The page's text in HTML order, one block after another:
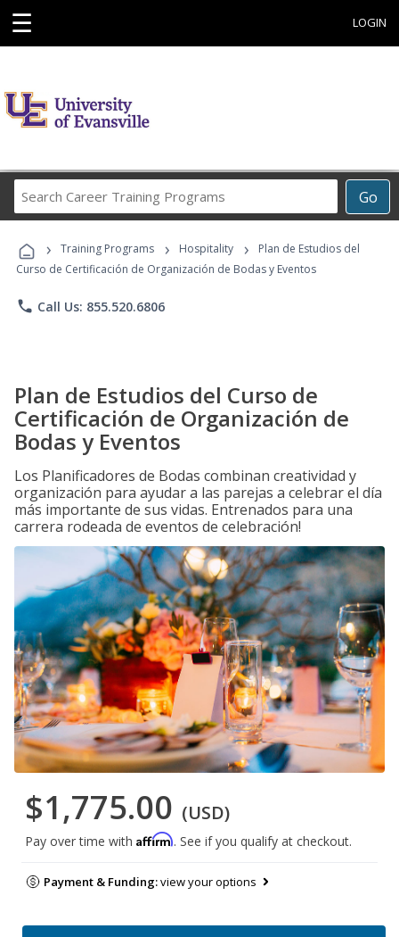
☰ LOGIN
Go
Career
Programs
› Training Programs › Hospitality ›
Plan de Estudios del
Curso de Certificación de Organización de Bodas y Eventos
phone Call Us: 855.520.6806
Plan de Estudios del Curso de
Certificación de Organización de
Bodas y Eventos
Los Planificadores de Bodas combinan creatividad y
organización para ayudar a las parejas a celebrar el día
más importante de sus vidas. Entrenados para una
carrera rodeada de eventos de celebración!
$1,775.00 (USD)
Pay over time with Affirm. See if you qualify at checkout.
Payment & Funding:view your options